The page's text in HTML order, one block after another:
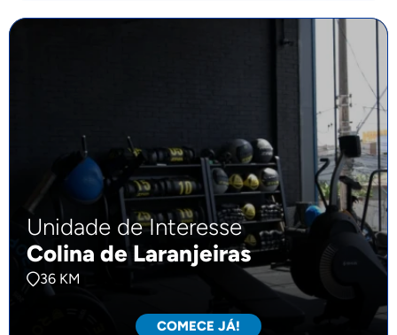
Unidade de Interesse
Colina de Laranjeiras
36 KM
COMECE JÁ!